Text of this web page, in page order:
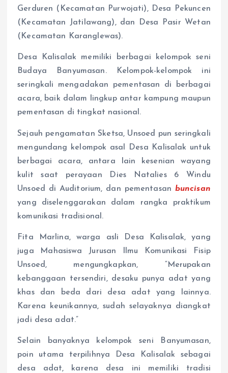
Gerduren (Kecamatan Purwojati), Desa Pekuncen
(Kecamatan Jatilawang), dan Desa Pasir Wetan
(Kecamatan Karanglewas).
Desa Kalisalak memiliki berbagai kelompok seni
Budaya Banyumasan. Kelompok-kelompok ini
seringkali mengadakan pementasan di berbagai
acara, baik dalam lingkup antar kampung maupun
pementasan di tingkat nasional.
Sejauh pengamatan Sketsa, Unsoed pun seringkali
mengundang kelompok asal Desa Kalisalak untuk
berbagai acara, antara lain kesenian wayang
kulit saat perayaan Dies Natalies 6 Windu
Unsoed di Auditorium, dan pementasan buncisan
yang diselenggarakan dalam rangka praktikum
komunikasi tradisional.
Fita Marlina, warga asli Desa Kalisalak, yang
juga Mahasiswa Jurusan Ilmu Komunikasi Fisip
Unsoed, mengungkapkan, “Merupakan
kebanggaan tersendiri, desaku punya adat yang
khas dan beda dari desa adat yang lainnya.
Karena keunikannya, sudah selayaknya diangkat
jadi desa adat.”
Selain banyaknya kelompok seni Banyumasan,
poin utama terpilihnya Desa Kalisalak sebagai
desa adat, karena desa ini memiliki tradisi